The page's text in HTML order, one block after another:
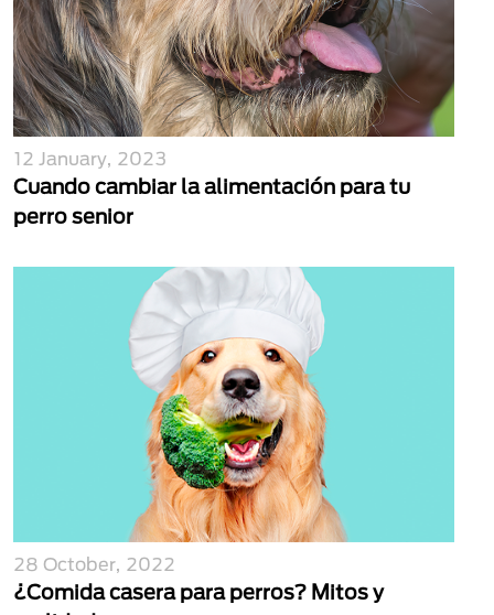
12 January, 2023
Cuando cambiar la alimentación para tu
perro senior
28 October, 2022
¿Comida casera para perros? Mitos y